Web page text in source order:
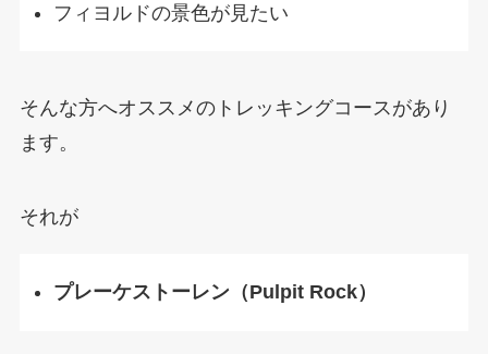
フィヨルドの景色が見たい
そんな方へオススメのトレッキングコースがあり
ます。
それが
プレーケストーレン（Pulpit Rock）